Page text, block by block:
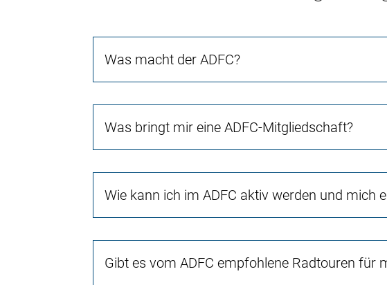
Was macht der ADFC?
Was bringt mir eine ADFC-Mitgliedschaft?
Wie kann ich im ADFC aktiv werden und mich
Gibt es vom ADFC empfohlene Radtouren für